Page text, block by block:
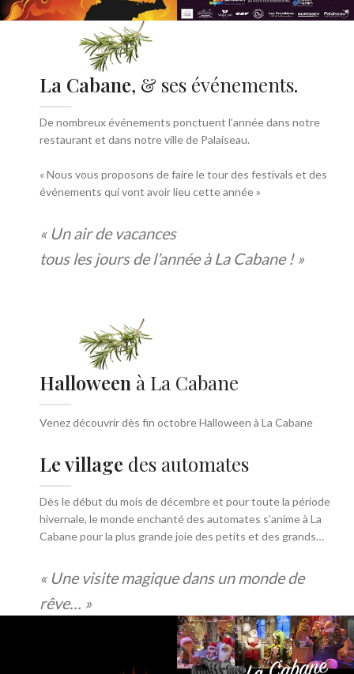
La Cabane, & ses événements.
De nombreux événements ponctuent l’année dans notre
restaurant et dans notre ville de Palaiseau.
« Nous vous proposons de faire le tour des festivals et des
événements qui vont avoir lieu cette année »
« Un air de vacances
tous les jours de l’année à La Cabane ! »
Halloween à La Cabane
Venez découvrir dès fin octobre Halloween à La Cabane
Le village des automates
Dès le début du mois de décembre et pour toute la période
hivernale, le monde enchanté des automates s’anime à La
Cabane pour la plus grande joie des petits et des grands…
« Une visite magique dans un monde de
rêve… »